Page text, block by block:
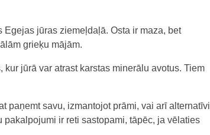
jūras ziemeļdaļā. Osta ir maza, bet
grieķu mājām.
jūrā var atrast karstas minerālu avotus. Tiem
paņemt savu, izmantojot prāmi, vai arī alternatīvi
ir reti sastopami, tāpēc, ja vēlaties